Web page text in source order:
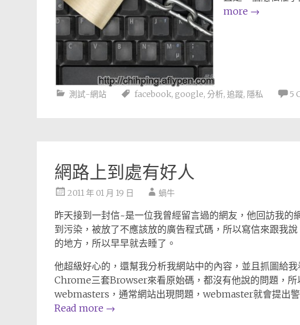
more →
測試-網站 facebook, google, 分析, 追蹤, 隱私 5
網路上到處有好人
2011 年 01 月 19 日 蝸牛
昨天接到一封信~是一位我曾經留言過的網友，他回訪我
到污染，被放了不應該放的廣告程式碼，所以寫信來跟我
的地方，所以早早就去睡了。
他超級好心的，還幫我分析我網站中的內容，並且抓圖給
Chrome三套Browser來看原始碼，都沒有他說的問題，
webmasters，通常網站出現問題，webmaster就會提出
Read more →